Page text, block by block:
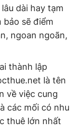
dài hay tạm
bảo sẽ điểm
ngoan ngoãn,
thành lập
là tên
về việc cung
các mối có nhu
thuê lớn nhất